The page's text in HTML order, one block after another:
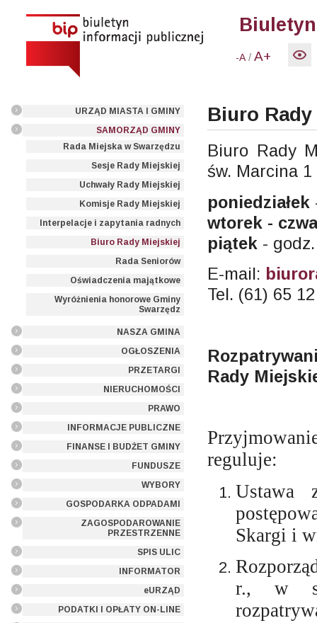
-A /A+
URZĄD MIASTA I GMINY
SAMORZĄD GMINY
Rada Miejska w Swarzędzu
Sesje Rady Miejskiej
Uchwały Rady Miejskiej
Komisje Rady Miejskiej
Interpelacje i zapytania radnych
Biuro Rady Miejskiej
Rada Seniorów
Oświadczenia majątkowe
Wyróżnienia honorowe Gminy
Swarzędz
NASZA GMINA
OGŁOSZENIA
PRZETARGI
NIERUCHOMOŚCI
PRAWO
INFORMACJE PUBLICZNE
FINANSE I BUDŻET GMINY
FUNDUSZE
WYBORY
GOSPODARKA ODPADAMI
ZAGOSPODAROWANIE
PRZESTRZENNE
SPIS ULIC
INFORMATOR
eURZĄD
PODATKI I OPŁATY ON-LINE
Biuro
Biuro Rady
św. Marcina
poniedziałek
wtorek -
piątek -
E-mail:
Tel. (61) 65
Rady
reguluje:
Ustawa
Skargi i
r., w